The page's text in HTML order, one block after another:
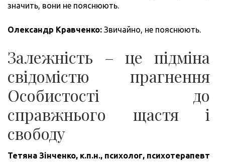
значить, вони не пояснюють.
Олександр Кравченко: Звичайно, не пояснюють.
Залежність – це підміна
свідомістю прагнення
Особистості до
справжнього щастя і
свободу
Тетяна Зінченко, к.п.н., психолог, психотерапевт